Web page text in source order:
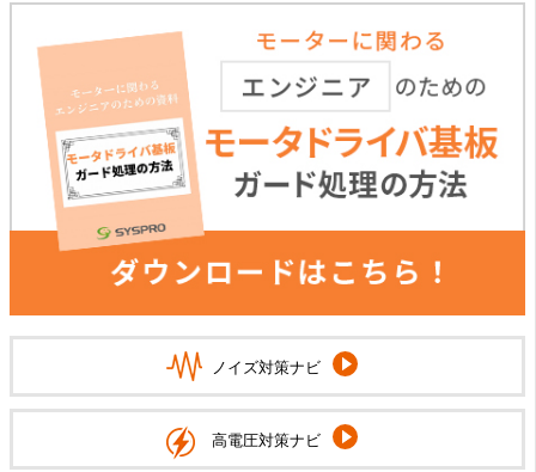
ノイズ対策ナビ
高電圧対策ナビ